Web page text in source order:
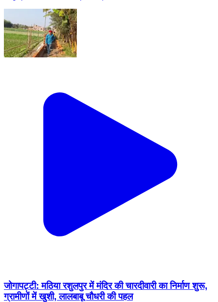
जोगापट्टी: मठिया रशुलपुर में मंदिर की चारदीवारी का निर्माण शुरू,
ग्रामीणों में खुशी, लालबाबू चौधरी की पहल